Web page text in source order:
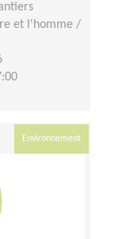
et l'homme /
Environnement